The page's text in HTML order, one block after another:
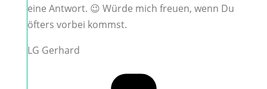
eine Antwort. 😉 Würde mich freuen, wenn Du
öfters vorbei kommst.
LG Gerhard